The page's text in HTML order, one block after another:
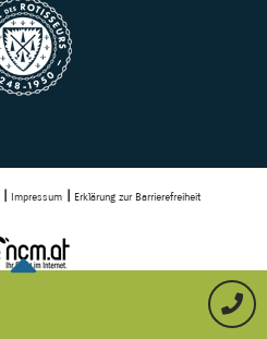
Impressum Erklärung zur Barrierefreiheit